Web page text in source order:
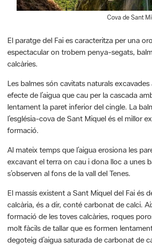
Cova de Sant
El paratge del Fai es caracteritza per una
espectacular on trobem penya-segats,
calcàries.
Les balmes són cavitats naturals
efecte de l’aigua que cau per la cascada
lentament la paret inferior del cingle. La
l’església-cova de Sant Miquel és el millor
formació.
Al mateix temps que l’aigua erosiona les
excavant el terra on cau i dona lloc a unes
s’observen al fons de la vall del Tenes.
El massís existent a Sant Miquel del Fai és
calcària, és a dir, conté carbonat de calci.
formació de les toves calcàries, roques
molt fàcils de tallar que es formen
degoteig d’aigua saturada de carbonat de